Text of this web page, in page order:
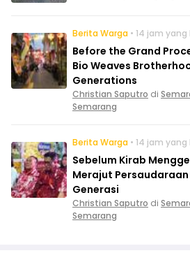
Berita Warga • 14 jam yang
Before the Grand
Bio Weaves
Generations
Christian Saputro di
Semarang
Berita Warga • 14 jam yang
Sebelum Kirab
Merajut
Generasi
Christian Saputro di
Semarang